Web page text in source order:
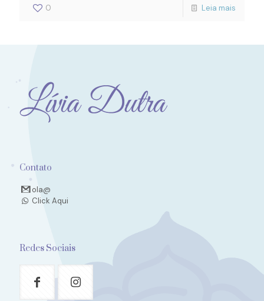
0 Leia mais
Contato
ola@
Click Aqui
Redes Sociais